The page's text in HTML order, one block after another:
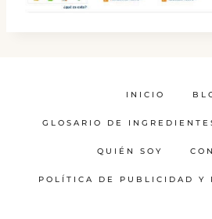
INICIO
GLOSARIO DE
QUIÉN SOY
POLÍTICA DE PUBLICIDAD Y